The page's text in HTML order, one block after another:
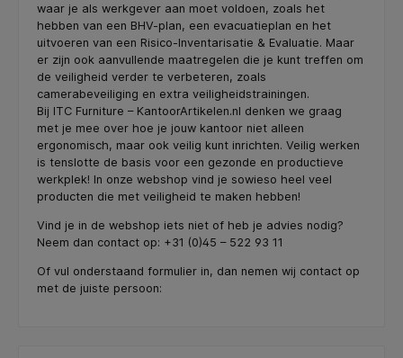
waar je als werkgever aan moet voldoen, zoals het
hebben van een BHV-plan, een evacuatieplan en het
uitvoeren van een Risico-Inventarisatie & Evaluatie. Maar
er zijn ook aanvullende maatregelen die je kunt treffen om
de veiligheid verder te verbeteren, zoals
camerabeveiliging en extra veiligheidstrainingen.
Bij ITC Furniture – KantoorArtikelen.nl denken we graag
met je mee over hoe je jouw kantoor niet alleen
ergonomisch, maar ook veilig kunt inrichten. Veilig werken
is tenslotte de basis voor een gezonde en productieve
werkplek! In onze webshop vind je sowieso heel veel
producten die met veiligheid te maken hebben!
Vind je in de webshop iets niet of heb je advies nodig?
Neem dan contact op: +31 (0)45 – 522 93 11
Of vul onderstaand formulier in, dan nemen wij contact op
met de juiste persoon: